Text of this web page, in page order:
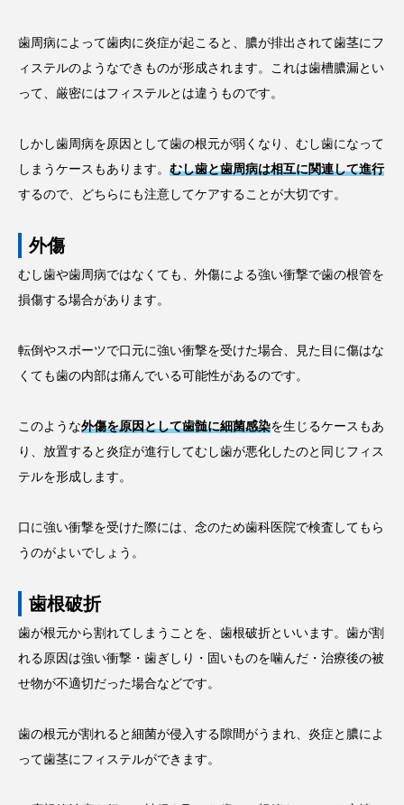
歯周病によって歯肉に炎症が起こると、膿が排出されて歯茎にフ
ィステルのようなできものが形成されます。これは歯槽膿漏とい
って、厳密にはフィステルとは違うものです。
しかし歯周病を原因として歯の根元が弱くなり、むし歯になって
しまうケースもあります。 むし歯と歯周病は相互に関連して進行
するので、どちらにも注意してケアすることが大切です。
外傷
むし歯や歯周病ではなくても、外傷による強い衝撃で歯の根管を
損傷する場合があります。
転倒やスポーツで口元に強い衝撃を受けた場合、見た目に傷はな
くても歯の内部は痛んでいる可能性があるのです。
このような外傷を原因として歯髄に細菌感染を生じるケースもあ
り、放置すると炎症が進行してむし歯が悪化したのと同じフィス
テルを形成します。
口に強い衝撃を受けた際には、念のため歯科医院で検査してもら
うのがよいでしょう。
歯根破折
歯が根元から割れてしまうことを、歯根破折といいます。歯が割
れる原因は強い衝撃・歯ぎしり・固いものを噛んだ・治療後の被
せ物が不適切だった場合などです。
歯の根元が割れると細菌が侵入する隙間がうまれ、炎症と膿によ
って歯茎にフィステルができます。